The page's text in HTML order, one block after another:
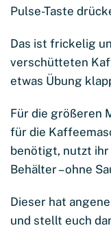
Pulse-Taste
Das ist frickelig
verschütteten
etwas Übung
Für die größeren
für die
benötigt, nutzt
Behälter – ohne
Dieser hat
und stellt euch